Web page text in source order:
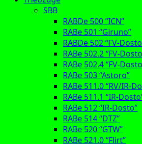
SBB
RABDe 500 “ICN”
RABe 501 “Giruno”
RABDe 502 “FV-
RABe 502.2 “FV-
RABe 502.4 “FV-
RABe 503 “Astoro”
RABe 511.0 “RV/IR-
RABe 511.1 “IR-
RABe 512 “IR-Dosto”
RABe 514 “DTZ”
RABe 520 “GTW”
RABe 521.0 “Flirt”